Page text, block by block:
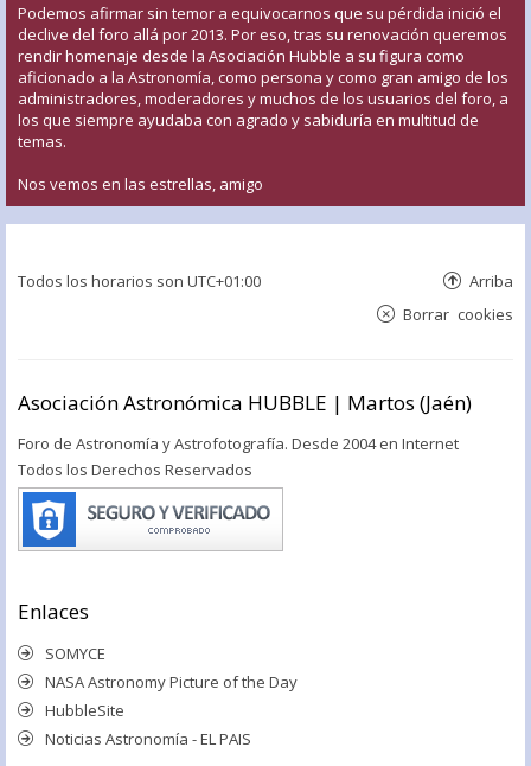
Podemos afirmar sin temor a equivocarnos que su pérdida inició el
declive del foro allá por 2013. Por eso, tras su renovación queremos
rendir homenaje desde la Asociación Hubble a su figura como
aficionado a la Astronomía, como persona y como gran amigo de los
administradores, moderadores y muchos de los usuarios del foro, a
los que siempre ayudaba con agrado y sabiduría en multitud de
temas.
Nos vemos en las estrellas, amigo
Todos los horarios son UTC+01:00 Arriba
Borrar cookies
Asociación Astronómica HUBBLE | Martos (Jaén)
Foro de Astronomía y Astrofotografía. Desde 2004 en Internet
Todos los Derechos Reservados
Enlaces
SOMYCE
NASA Astronomy Picture of the Day
HubbleSite
Noticias Astronomía - EL PAIS